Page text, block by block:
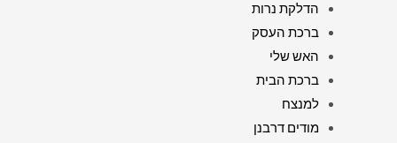
הדלקת נרות
ברכת העסק
האש שלי
ברכת הבית
למנצח
מודים דרבנן